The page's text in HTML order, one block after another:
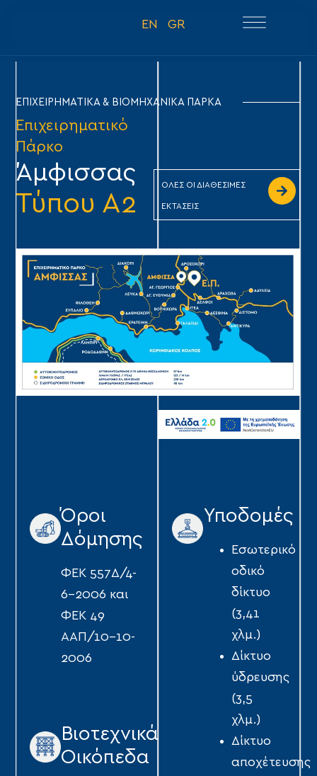
EN GR
ΕΠΙΧΕΙΡΗΜΑΤΙΚΑ & ΒΙΟΜΗΧΑΝΙΚΑ ΠΑΡΚΑ
Επιχειρηματικό
Πάρκο
Άμφισσας
Τύπου Α2
ΟΛΕΣ ΟΙ ΔΙΑΘΕΣΙΜΕΣ
ΕΚΤΑΣΕΙΣ
Όροι
Δόμησης
ΦΕΚ 557Δ/4-
6-2006 και
ΦΕΚ 49
ΑΑΠ/10-10-
2006
Βιοτεχνικά
Οικόπεδα
Υποδομές
Eσωτερικό
οδικό
δίκτυο
(3,41
χλμ.)
Δίκτυο
ύδρευσης
(3,5
χλμ.)
Δίκτυο
αποχέτευσης